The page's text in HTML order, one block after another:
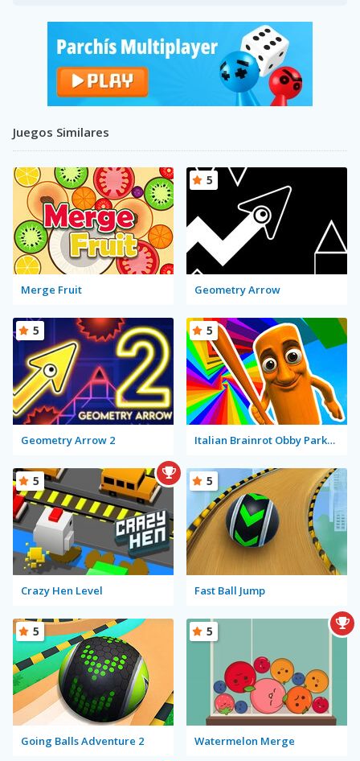
Juegos Similares
Merge Fruit Geometry Arrow
5
Geometry Arrow 2
5
Italian Brainrot Obby Parkour
5
Crazy Hen Level
5
Fast Ball Jump
5
Going Balls Adventure 2
5
Watermelon Merge
5